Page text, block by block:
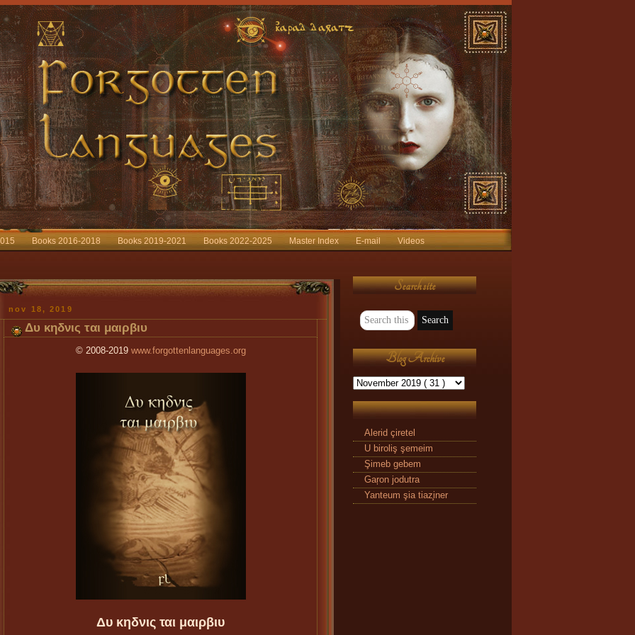
Books 2016-2018 Books 2019-2021 Books 2022-2025 Master Index E-mail
Videos
nov 18, 2019
Δυ κηδνις ται μαιρβιυ
© 2008-2019 www.forgottenlanguages.org
Δυ κηδνις ται μαιρβιυ
Search site
Blog Archive
Alerid çiretel
U biroliş şemeim
Şimeb gebem
Gaŗon jodutra
Yanteum şia tiaz̧iner